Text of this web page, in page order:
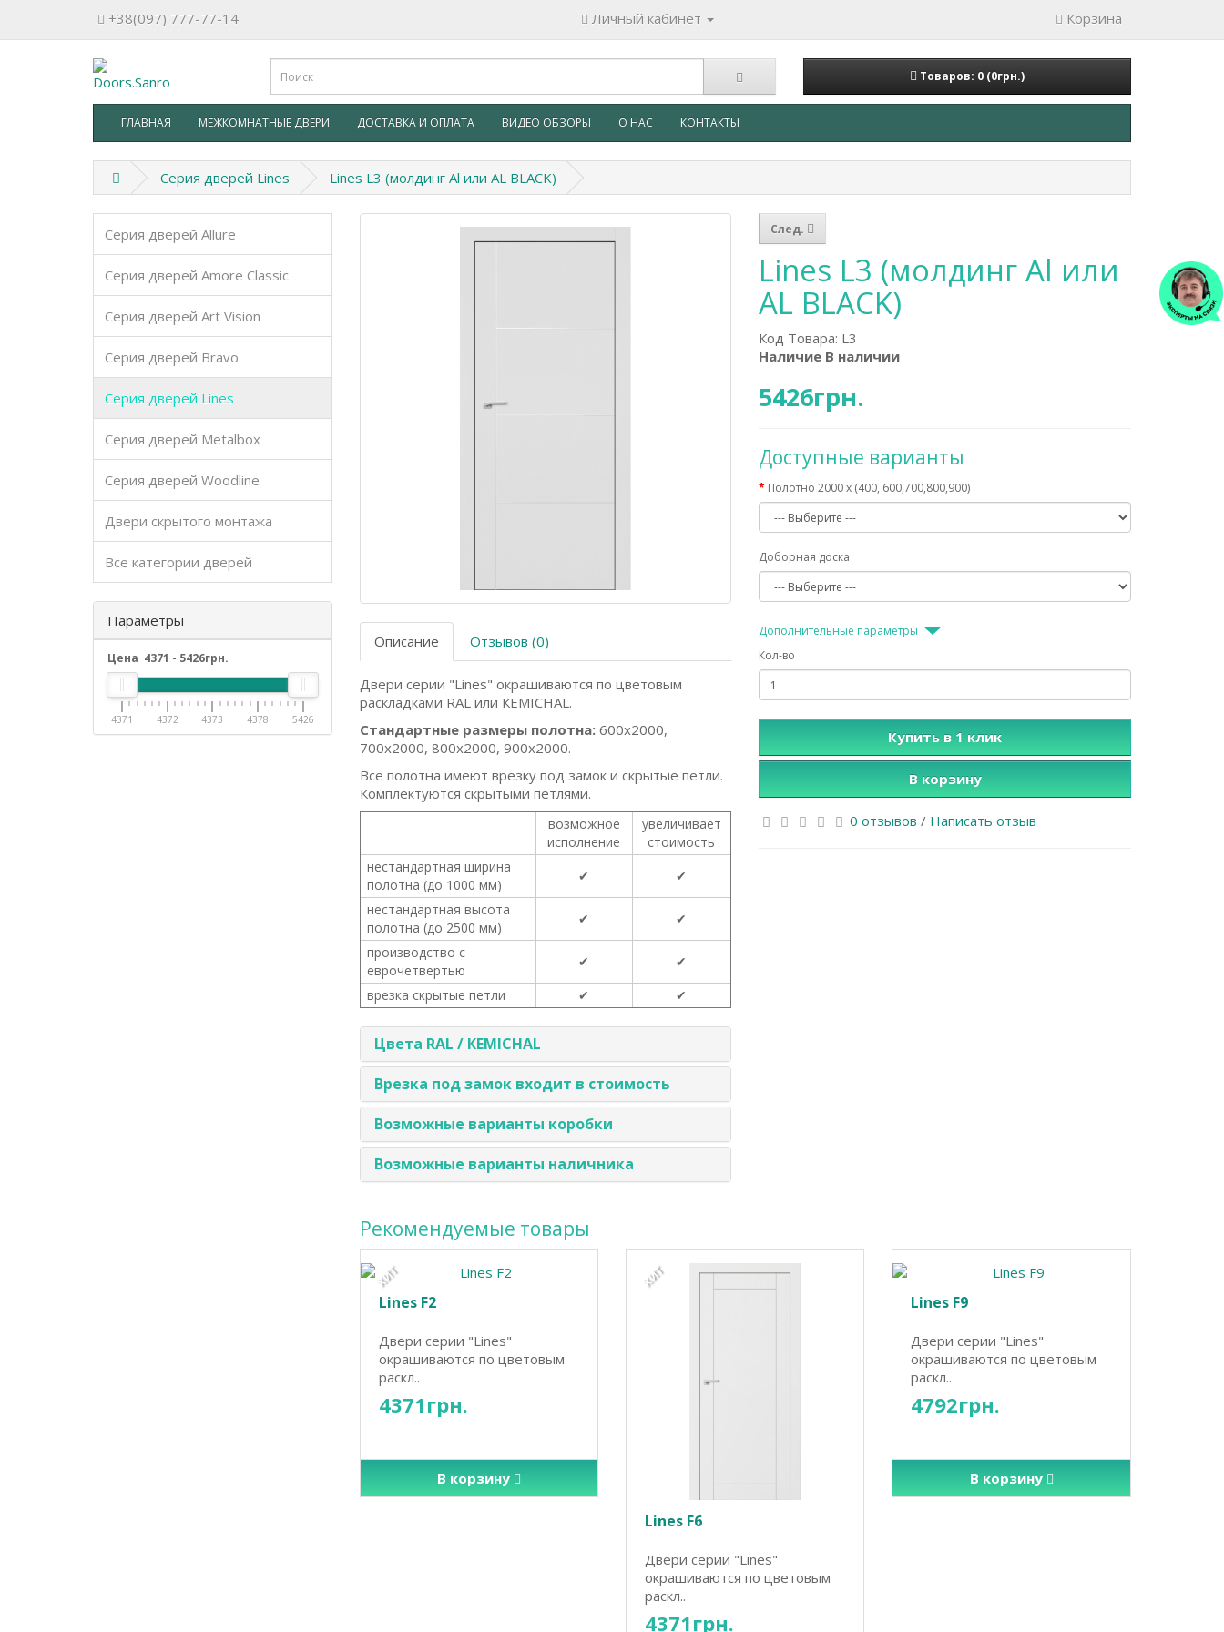
+38(097) 777-77-14 Личный кабинет Корзина
Товаров: 0 (0грн.)
ГЛАВНАЯ МЕЖКОМНАТНЫЕ ДВЕРИ ДОСТАВКА И ОПЛАТА ВИДЕО ОБЗОРЫ О НАС КОНТАКТЫ
Серия дверей Lines Lines L3 (молдинг Al или AL BLACK)
Серия дверей Allure
Серия дверей Amore Classic
Серия дверей Art Vision
Серия дверей Bravo
Серия дверей Lines
Серия дверей Metalbox
Серия дверей Woodline
Двери скрытого монтажа
Все категории дверей
Параметры
Цена 4371 - 5426грн.
4371 4372 4373 4378 5426
Описание Отзывов (0)
Двери серии "Lines" окрашиваются по цветовым
раскладками RAL или КEMICHAL.
Стандартные размеры полотна:600x2000,
700x2000, 800x2000, 900x2000.
Все полотна имеют врезку под замок и скрытые петли.
Комплектуются скрытыми петлями.
возможное
исполнение
увеличивает
стоимость
нестандартная ширина
полотна (до 1000 мм)
✔
✔
нестандартная высота
полотна (до 2500 мм)
✔
✔
производство с
еврочетвертью
✔
✔
врезка скрытые петли
✔ ✔
Цвета RAL / КEMICHAL
Врезка под замок входит в стоимость
Возможные варианты коробки
Возможные варианты наличника
След.
Lines L3 (молдинг Al или
AL BLACK)
Код Товара: L3
Наличие В наличии
5426грн.
Доступные варианты
Полотно 2000 х (400, 600,700,800,900)
Доборная доска
Дополнительные параметры
Кол-во
Купить в 1 клик
В корзину
0 отзывов / Написать отзыв
Рекомендуемые товары
Lines F2
Двери серии "Lines"
окрашиваются по цветовым
раскл..
ХИТ
4371грн.
В корзину
Lines F6
Двери серии "Lines"
окрашиваются по цветовым
раскл..
ХИТ
4371грн.
Lines F9
Двери серии "Lines"
окрашиваются по цветовым
раскл..
4792грн.
В корзину